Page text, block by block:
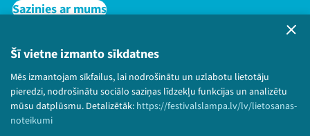
Šī vietne izmanto sīkdatnes
Mēs izmantojam sīkfailus, lai nodrošinātu un uzlabotu lietotāju
pieredzi, nodrošinātu sociālo saziņas līdzekļu funkcijas un analizētu
mūsu datplūsmu. Detalizētāk: https://festivalslampa.lv/lv/lietosanas-
noteikumi
Sazinies ar mums
Lietošanas noteikumi un sīkdatņu politika
Bērnu aizsardzības politika
© 2026 Sarunu festivāls LAMPA Visas tiesības
paturētas.